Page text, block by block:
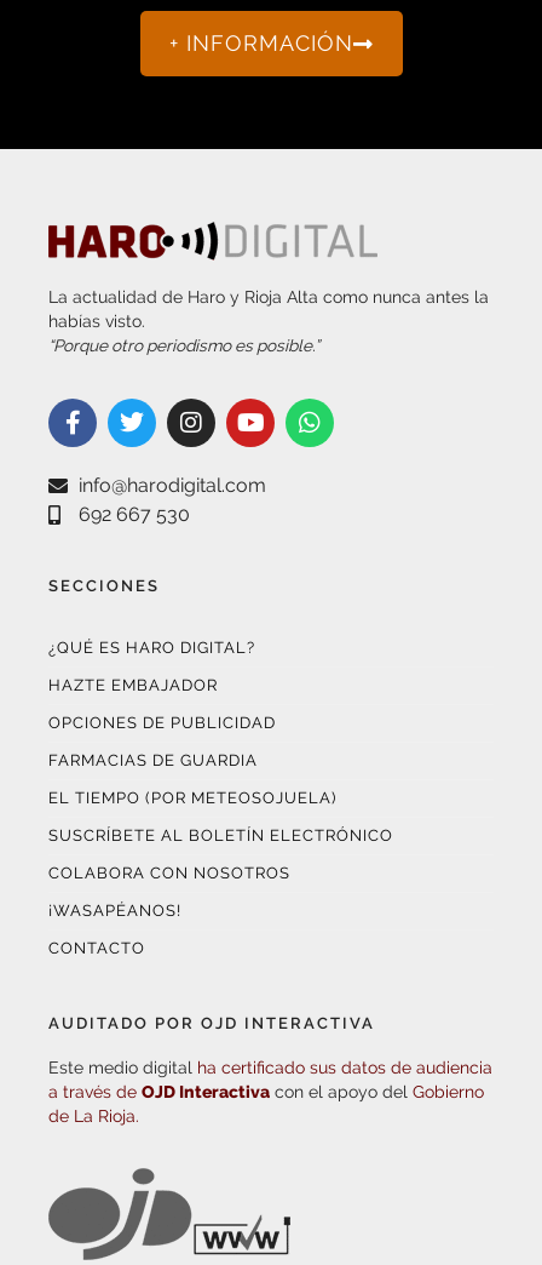
+ INFORMACIÓN
La actualidad de Haro y Rioja Alta como nunca antes la
habías visto.
“Porque otro periodismo es posible.”
info@harodigital.com
692 667 530
SECCIONES
¿QUÉ ES HARO DIGITAL?
HAZTE EMBAJADOR
OPCIONES DE PUBLICIDAD
FARMACIAS DE GUARDIA
EL TIEMPO (POR METEOSOJUELA)
SUSCRÍBETE AL BOLETÍN ELECTRÓNICO
COLABORA CON NOSOTROS
¡WASAPÉANOS!
CONTACTO
AUDITADO POR OJD INTERACTIVA
Este medio digital ha certificado sus datos de audiencia
a través de OJD Interactiva con el apoyo del Gobierno
de La Rioja.